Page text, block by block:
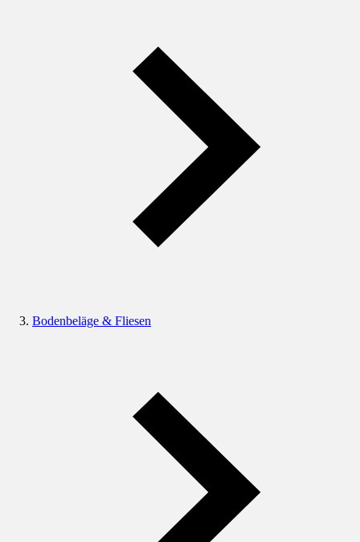
Bodenbeläge & Fliesen